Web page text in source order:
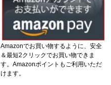
Amazonでお買い物するように、安全
＆最短2クリックでお買い物できま
す。Amazonポイントもご利用いただ
けます。